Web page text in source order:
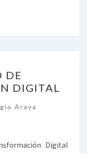
DE
DIGITAL
Araya
Digital